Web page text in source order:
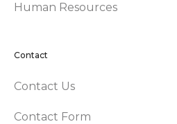
Human Resources
Contact
Contact Us
Contact Form